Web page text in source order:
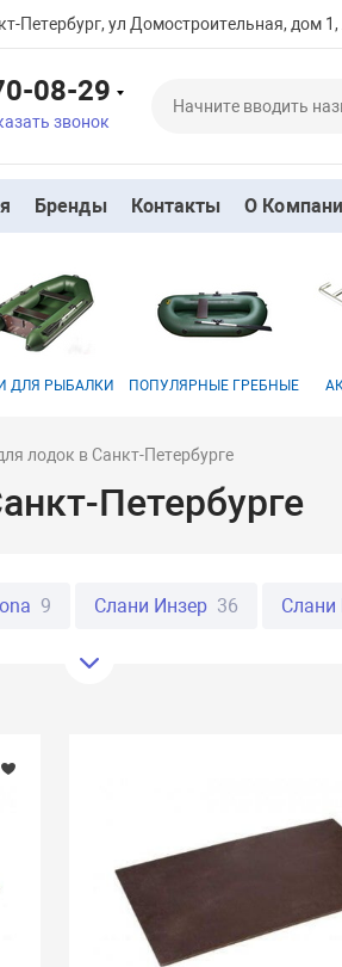
Петербург, ул Домостроительная, дом 1,
08-29
звонок
Бренды Контакты О
ДЛЯ РЫБАЛКИ ПОПУЛЯРНЫЕ ГРЕБНЫЕ
лодок в Санкт-Петербурге
Петербурге
9 Слани Инзер 36 Слани